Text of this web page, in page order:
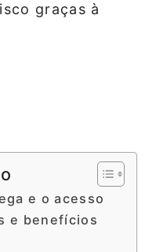
graças à
e o acesso
e benefícios